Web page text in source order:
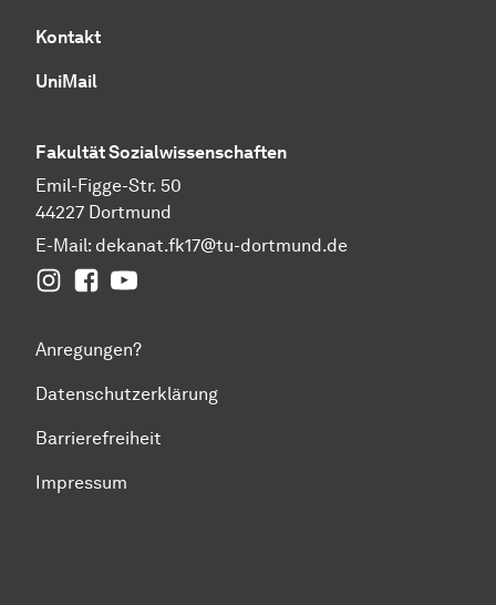
Kontakt
UniMail
FakultätSozial­wissen­schaften
Emil-Figge-Str. 50
44227 Dortmund
E-Mail: dekanat.fk17@tu-dortmund.de
InstagramFacebook
YouTube
Anregungen?
Datenschutzerklärung
Barrierefreiheit
Impressum